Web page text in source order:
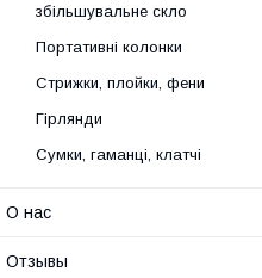
збільшувальне скло
Портативні колонки
Стрижки, плойки, фени
Гірлянди
Сумки, гаманці, клатчі
О нас
Отзывы